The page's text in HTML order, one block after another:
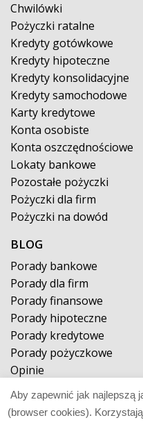
Chwilówki
Pożyczki ratalne
Kredyty gotówkowe
Kredyty hipoteczne
Kredyty konsolidacyjne
Kredyty samochodowe
Karty kredytowe
Konta osobiste
Konta oszczędnościowe
Lokaty bankowe
Pozostałe pożyczki
Pożyczki dla firm
Pożyczki na dowód
BLOG
Porady bankowe
Porady dla firm
Porady finansowe
Porady hipoteczne
Porady kredytowe
Porady pożyczkowe
Opinie
© 2026
Aby zapewnić jak najlepszą
(browser cookies).